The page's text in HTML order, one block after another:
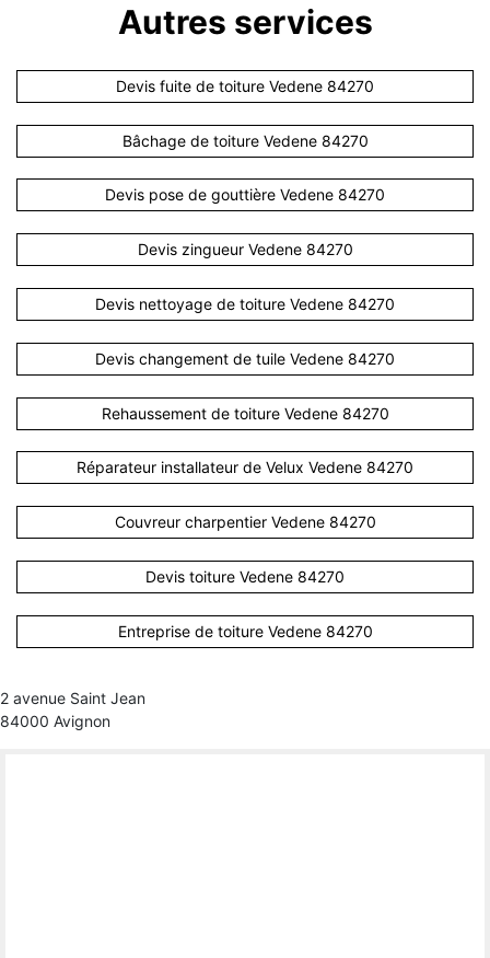
Autres services
Devis fuite de toiture Vedene 84270
Bâchage de toiture Vedene 84270
Devis pose de gouttière Vedene 84270
Devis zingueur Vedene 84270
Devis nettoyage de toiture Vedene 84270
Devis changement de tuile Vedene 84270
Rehaussement de toiture Vedene 84270
Réparateur installateur de Velux Vedene 84270
Couvreur charpentier Vedene 84270
Devis toiture Vedene 84270
Entreprise de toiture Vedene 84270
2 avenue Saint Jean
84000 Avignon